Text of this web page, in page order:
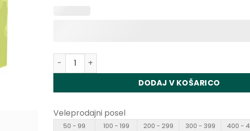
Količina Waspe Aiviou 100K Pro 2in1 Slide Control
DODAJ V KOŠARICO
Veleprodajni posel
50 - 99 100 - 199 200 - 299 300 - 399 400 -